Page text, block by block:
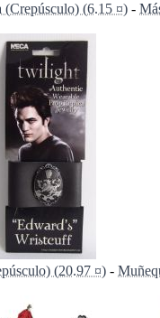
(6.15 ¤) -
(20.97 ¤) -